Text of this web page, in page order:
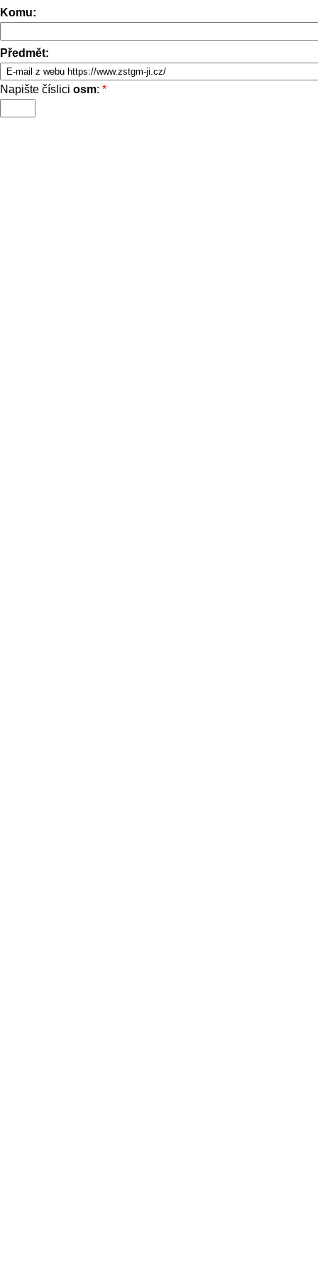
Komu:
Předmět:
Napište číslici osm: *